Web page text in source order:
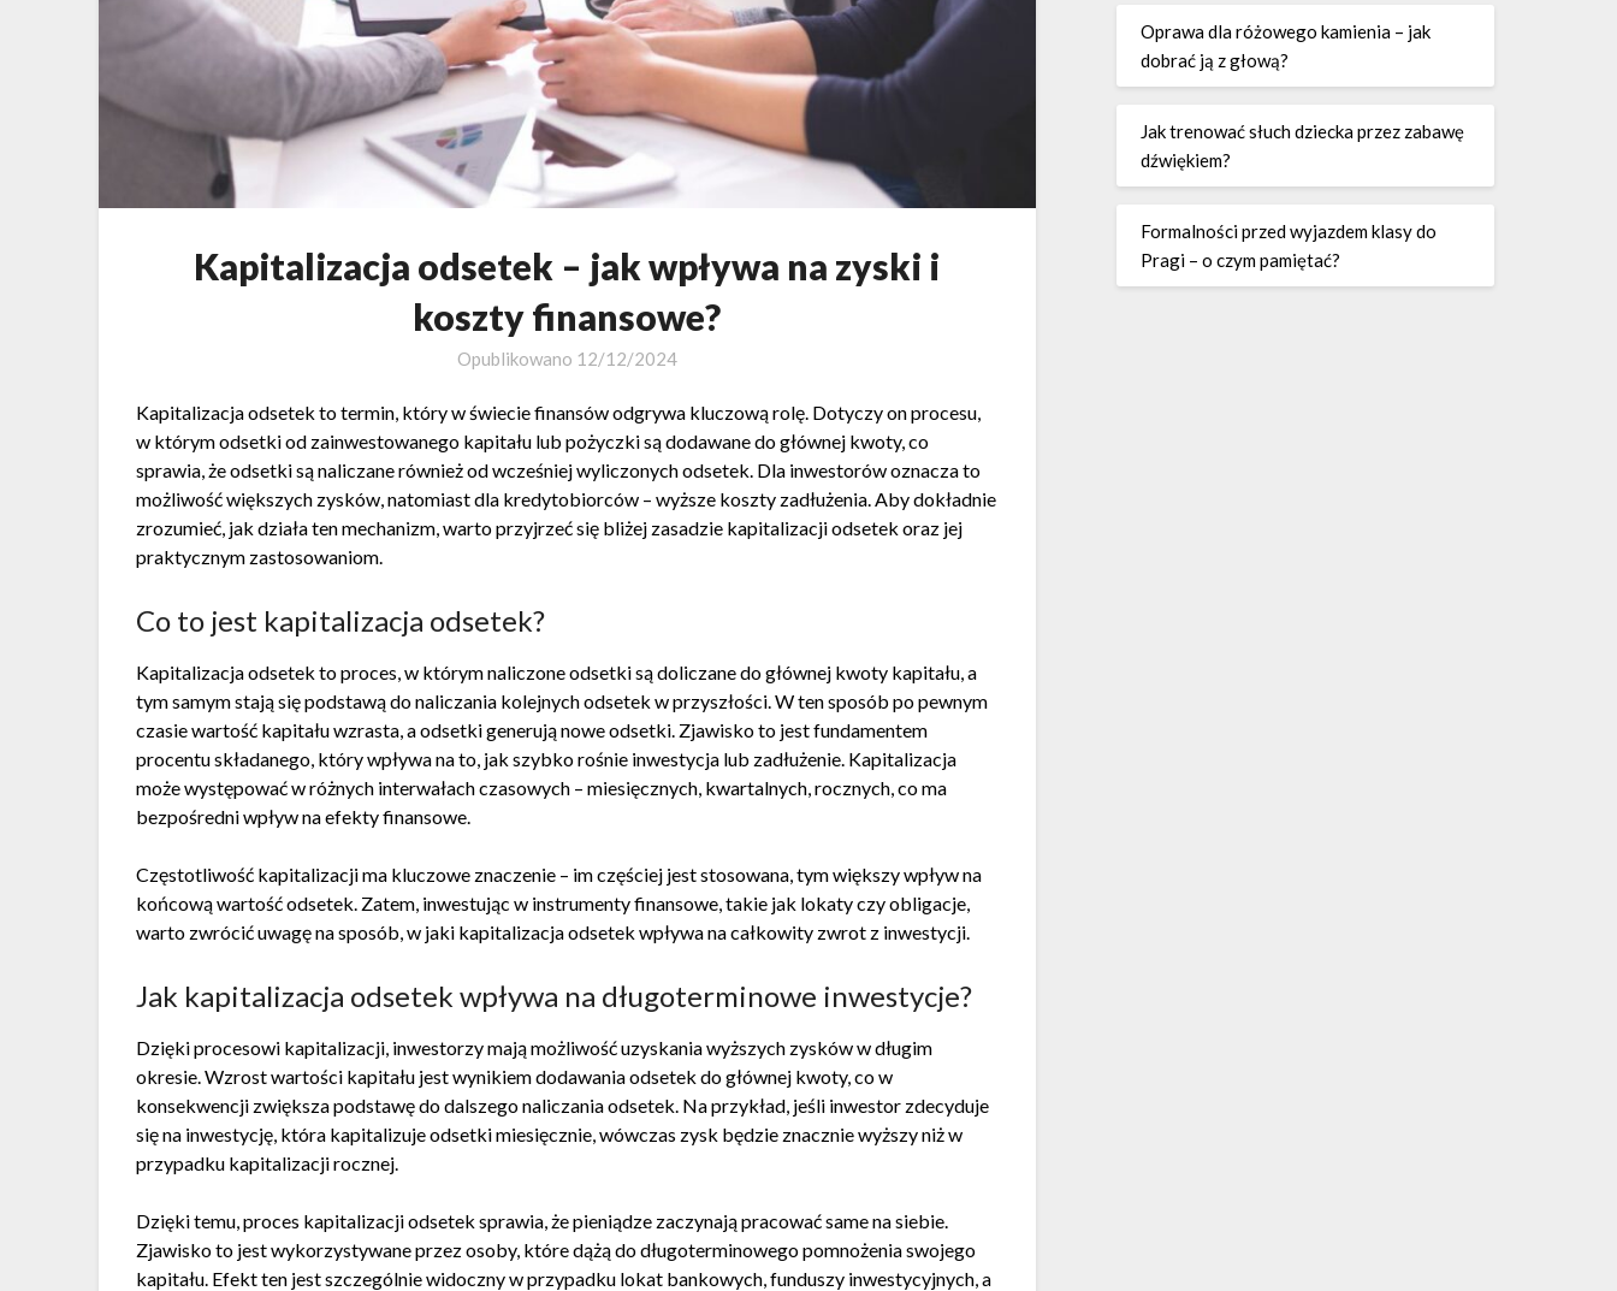
Kapitalizacja odsetek – jak wpływa na zyski i
koszty finansowe?
Opublikowano 12/12/2024
Kapitalizacja odsetek to termin, który w świecie finansów odgrywa kluczową rolę. Dotyczy on procesu,
w którym odsetki od zainwestowanego kapitału lub pożyczki są dodawane do głównej kwoty, co
sprawia, że odsetki są naliczane również od wcześniej wyliczonych odsetek. Dla inwestorów oznacza to
możliwość większych zysków, natomiast dla kredytobiorców – wyższe koszty zadłużenia. Aby dokładnie
zrozumieć, jak działa ten mechanizm, warto przyjrzeć się bliżej zasadzie kapitalizacji odsetek oraz jej
praktycznym zastosowaniom.
Co to jest kapitalizacja odsetek?
Kapitalizacja odsetek to proces, w którym naliczone odsetki są doliczane do głównej kwoty kapitału, a
tym samym stają się podstawą do naliczania kolejnych odsetek w przyszłości. W ten sposób po pewnym
czasie wartość kapitału wzrasta, a odsetki generują nowe odsetki. Zjawisko to jest fundamentem
procentu składanego, który wpływa na to, jak szybko rośnie inwestycja lub zadłużenie. Kapitalizacja
może występować w różnych interwałach czasowych – miesięcznych, kwartalnych, rocznych, co ma
bezpośredni wpływ na efekty finansowe.
Częstotliwość kapitalizacji ma kluczowe znaczenie – im częściej jest stosowana, tym większy wpływ na
końcową wartość odsetek. Zatem, inwestując w instrumenty finansowe, takie jak lokaty czy obligacje,
warto zwrócić uwagę na sposób, w jaki kapitalizacja odsetek wpływa na całkowity zwrot z inwestycji.
Jak kapitalizacja odsetek wpływa na długoterminowe inwestycje?
Dzięki procesowi kapitalizacji, inwestorzy mają możliwość uzyskania wyższych zysków w długim
okresie. Wzrost wartości kapitału jest wynikiem dodawania odsetek do głównej kwoty, co w
konsekwencji zwiększa podstawę do dalszego naliczania odsetek. Na przykład, jeśli inwestor zdecyduje
się na inwestycję, która kapitalizuje odsetki miesięcznie, wówczas zysk będzie znacznie wyższy niż w
przypadku kapitalizacji rocznej.
Dzięki temu, proces kapitalizacji odsetek sprawia, że pieniądze zaczynają pracować same na siebie.
Zjawisko to jest wykorzystywane przez osoby, które dążą do długoterminowego pomnożenia swojego
kapitału. Efekt ten jest szczególnie widoczny w przypadku lokat bankowych, funduszy inwestycyjnych, a
Oprawa dla różowego kamienia – jak
dobrać ją z głową?
Jak trenować słuch dziecka przez zabawę
dźwiękiem?
Formalności przed wyjazdem klasy do
Pragi – o czym pamiętać?